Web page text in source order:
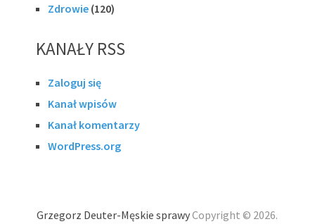
Zdrowie (120)
KANAŁY RSS
Zaloguj się
Kanał wpisów
Kanał komentarzy
WordPress.org
Grzegorz Deuter-Męskie sprawyCopyright © 2026.